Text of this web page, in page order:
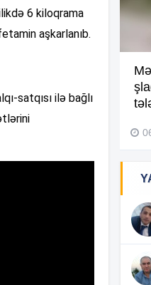
6 kiloqrama
aşkarlanıb.
satqısı ilə bağlı